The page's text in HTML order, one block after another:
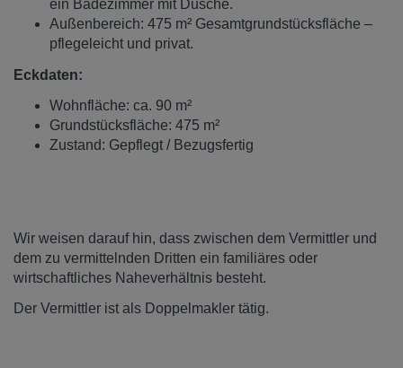
ein Badezimmer mit Dusche.
Außenbereich: 475 m² Gesamtgrundstücksfläche –
pflegeleicht und privat.
Eckdaten:
Wohnfläche: ca. 90 m²
Grundstücksfläche: 475 m²
Zustand: Gepflegt / Bezugsfertig
Wir weisen darauf hin, dass zwischen dem Vermittler und
dem zu vermittelnden Dritten ein familiäres oder
wirtschaftliches Naheverhältnis besteht.
Der Vermittler ist als Doppelmakler tätig.